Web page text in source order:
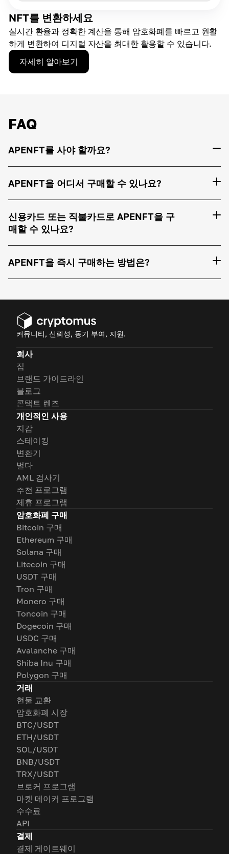
NFT를 변환하세요
실시간 환율과 정확한 계산을 통해 암호화폐를 빠르고 원활
하게 변환하여 디지털 자산을 최대한 활용할 수 있습니다.
자세히 알아보기
FAQ
APENFT를 사야 할까요?
APENFT을 어디서 구매할 수 있나요?
신용카드 또는 직불카드로 APENFT을 구
매할 수 있나요?
APENFT을 즉시 구매하는 방법은?
커뮤니티, 신뢰성, 동기 부여, 지원.
회사
집
브랜드 가이드라인
블로그
콘택트 렌즈
개인적인 사용
지갑
스테이킹
변환기
벌다
AML 검사기
추천 프로그램
제휴 프로그램
암호화폐 구매
Bitcoin 구매
Ethereum 구매
Solana 구매
Litecoin 구매
USDT 구매
Tron 구매
Monero 구매
Toncoin 구매
Dogecoin 구매
USDC 구매
Avalanche 구매
Shiba Inu 구매
Polygon 구매
거래
현물 교환
암호화폐 시장
BTC/USDT
ETH/USDT
SOL/USDT
BNB/USDT
TRX/USDT
브로커 프로그램
마켓 메이커 프로그램
수수료
API
결제
결제 게이트웨이